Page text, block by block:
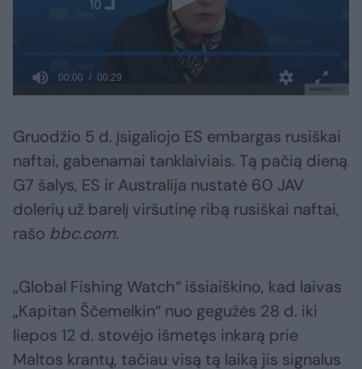
Gruodžio 5 d. įsigaliojo ES embargas rusiškai
naftai, gabenamai tanklaiviais. Tą pačią dieną
G7 šalys, ES ir Australija nustatė 60 JAV
dolerių už barelį viršutinę ribą rusiškai naftai,
rašo bbc.com.
„Global Fishing Watch“ išsiaiškino, kad laivas
„Kapitan Ščemelkin“ nuo gegužės 28 d. iki
liepos 12 d. stovėjo išmetęs inkarą prie
Maltos krantų, tačiau visą tą laiką jis signalus